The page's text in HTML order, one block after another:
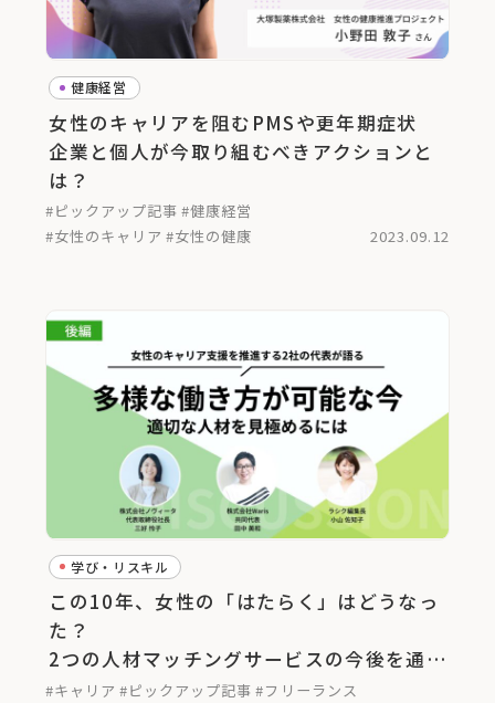
健康経営
女性のキャリアを阻むPMSや更年期症状
企業と個人が今取り組むべきアクションと
は？
#ピックアップ記事 #健康経営
#女性のキャリア #女性の健康 2023.09.12
学び・リスキル
この10年、女性の「はたらく」はどうなっ
た？
2つの人材マッチングサービスの今後を通し
て考える＜後編＞
#キャリア #ピックアップ記事 #フリーランス